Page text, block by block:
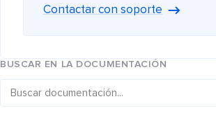
Contactar con soporte
BUSCAR EN LA DOCUMENTACIÓN